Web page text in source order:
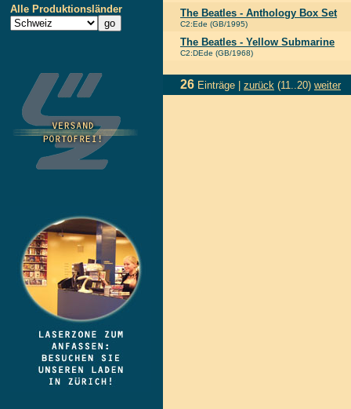
Alle Produktionsländer The Beatles - Anthology Box Set
C2:Ede (GB/1995)
The Beatles - Yellow Submarine
C2:DEde (GB/1968)
26 Einträge | zurück (11..20) weiter